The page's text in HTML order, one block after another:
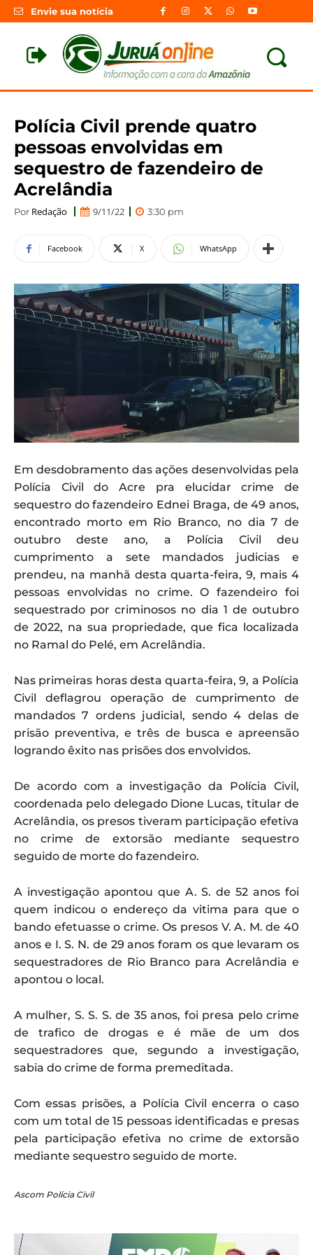
Envie sua notícia
Polícia Civil prende quatro
pessoas envolvidas em
sequestro de fazendeiro de
Acrelândia
Por Redação 9/11/22 3:30 pm
Facebook X WhatsApp
Em desdobramento das ações desenvolvidas pela
Polícia Civil do Acre pra elucidar crime de
sequestro do fazendeiro Ednei Braga, de 49 anos,
encontrado morto em Rio Branco, no dia 7 de
outubro deste ano, a Polícia Civil deu
cumprimento a sete mandados judicias e
prendeu, na manhã desta quarta-feira, 9, mais 4
pessoas envolvidas no crime. O fazendeiro foi
sequestrado por criminosos no dia 1 de outubro
de 2022, na sua propriedade, que fica localizada
no Ramal do Pelé, em Acrelândia.
Nas primeiras horas desta quarta-feira, 9, a Polícia
Civil deflagrou operação de cumprimento de
mandados 7 ordens judicial, sendo 4 delas de
prisão preventiva, e três de busca e apreensão
logrando êxito nas prisões dos envolvidos.
De acordo com a investigação da Polícia Civil,
coordenada pelo delegado Dione Lucas, titular de
Acrelândia, os presos tiveram participação efetiva
no crime de extorsão mediante sequestro
seguido de morte do fazendeiro.
A investigação apontou que A. S. de 52 anos foi
quem indicou o endereço da vitima para que o
bando efetuasse o crime. Os presos V. A. M. de 40
anos e I. S. N. de 29 anos foram os que levaram os
sequestradores de Rio Branco para Acrelândia e
apontou o local.
A mulher, S. S. S. de 35 anos, foi presa pelo crime
de trafico de drogas e é mãe de um dos
sequestradores que, segundo a investigação,
sabia do crime de forma premeditada.
Com essas prisões, a Polícia Civil encerra o caso
com um total de 15 pessoas identificadas e presas
pela participação efetiva no crime de extorsão
mediante sequestro seguido de morte.
Ascom Polícia Civil